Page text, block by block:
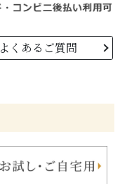
よくあるご質問